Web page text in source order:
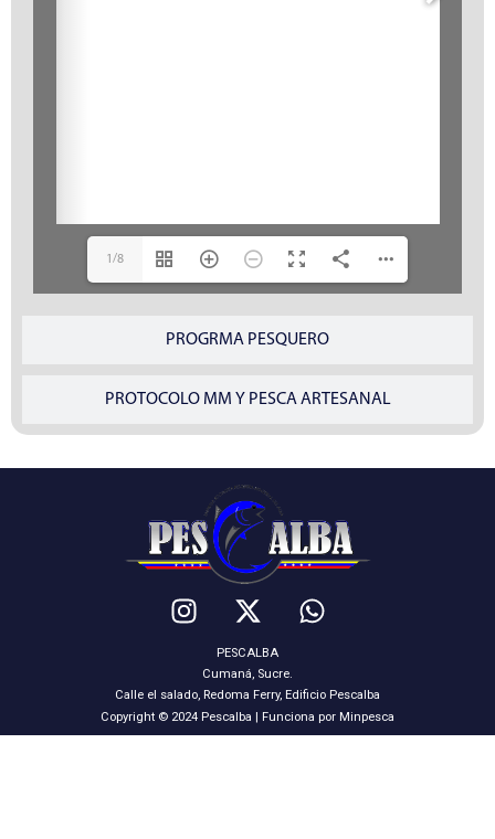
PROGRMA PESQUERO
PROTOCOLO MM Y PESCA ARTESANAL
1/8
PESCALBA
Cumaná, Sucre.
Calle el salado, Redoma Ferry, Edificio Pescalba
Copyright © 2024 Pescalba | Funciona por Minpesca